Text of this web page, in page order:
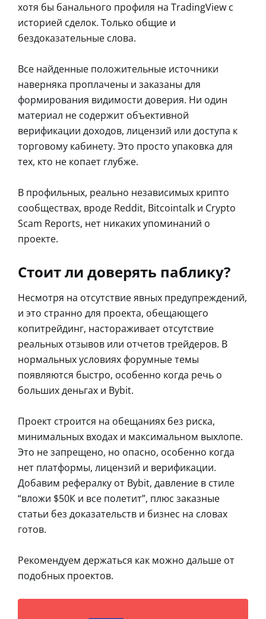
хотя бы банального профиля на TradingView с
историей сделок. Только общие и
бездоказательные слова.
Все найденные положительные источники
наверняка проплачены и заказаны для
формирования видимости доверия. Ни один
материал не содержит объективной
верификации доходов, лицензий или доступа к
торговому кабинету. Это просто упаковка для
тех, кто не копает глубже.
В профильных, реально независимых крипто
сообществах, вроде Reddit, Bitcointalk и Crypto
Scam Reports, нет никаких упоминаний о
проекте.
Стоит ли доверять паблику?
Несмотря на отсутствие явных предупреждений,
и это странно для проекта, обещающего
копитрейдинг, настораживает отсутствие
реальных отзывов или отчетов трейдеров. В
нормальных условиях форумные темы
появляются быстро, особенно когда речь о
больших деньгах и Bybit.
Проект строится на обещаниях без риска,
минимальных входах и максимальном выхлопе.
Это не запрещено, но опасно, особенно когда
нет платформы, лицензий и верификации.
Добавим рефералку от Bybit, давление в стиле
“вложи $50К и все полетит”, плюс заказные
статьи без доказательств и бизнес на словах
готов.
Рекомендуем держаться как можно дальше от
подобных проектов.